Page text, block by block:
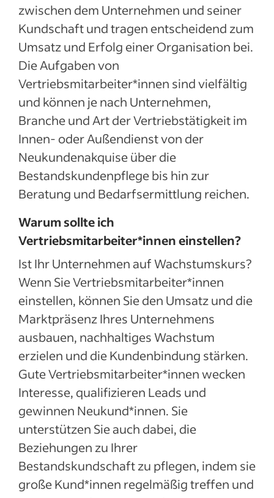
zwischen dem Unternehmen und seiner
Kundschaft und tragen entscheidend zum
Umsatz und Erfolg einer Organisation bei.
Die Aufgaben von
Vertriebsmitarbeiter*innen sind vielfältig
und können je nach Unternehmen,
Branche und Art der Vertriebstätigkeit im
Innen- oder Außendienst von der
Neukundenakquise über die
Bestandskundenpflege bis hin zur
Beratung und Bedarfsermittlung reichen.
Warum sollte ich
Vertriebsmitarbeiter*innen einstellen?
Ist Ihr Unternehmen auf Wachstumskurs?
Wenn Sie Vertriebsmitarbeiter*innen
einstellen, können Sie den Umsatz und die
Marktpräsenz Ihres Unternehmens
ausbauen, nachhaltiges Wachstum
erzielen und die Kundenbindung stärken.
Gute Vertriebsmitarbeiter*innen wecken
Interesse, qualifizieren Leads und
gewinnen Neukund*innen. Sie
unterstützen Sie auch dabei, die
Beziehungen zu Ihrer
Bestandskundschaft zu pflegen, indem sie
große Kund*innen regelmäßig treffen und